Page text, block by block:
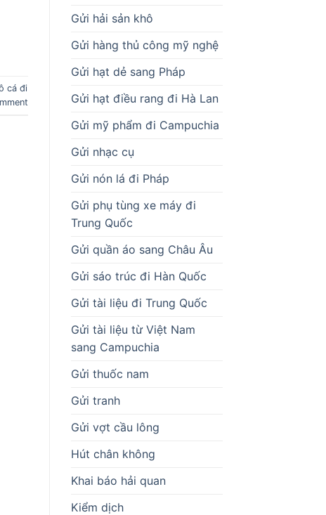
cá đi
Gửi hải sản khô
Gửi hàng thủ công mỹ nghệ
Gửi hạt dẻ sang Pháp
Gửi hạt điều rang đi Hà Lan
Gửi mỹ phẩm đi Campuchia
Gửi nhạc cụ
Gửi nón lá đi Pháp
Gửi phụ tùng xe máy đi
Trung Quốc
Gửi quần áo sang Châu Âu
Gửi sáo trúc đi Hàn Quốc
Gửi tài liệu đi Trung Quốc
Gửi tài liệu từ Việt Nam
sang Campuchia
Gửi thuốc nam
Gửi tranh
Gửi vợt cầu lông
Hút chân không
Khai báo hải quan
Kiểm dịch